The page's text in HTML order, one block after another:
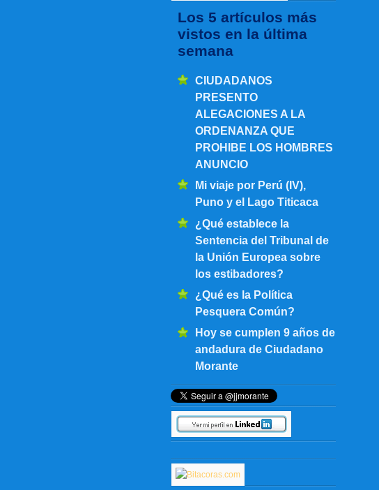
Los 5 artículos más
vistos en la última
semana
CIUDADANOS
PRESENTO
ALEGACIONES A LA
ORDENANZA QUE
PROHIBE LOS HOMBRES
ANUNCIO
Mi viaje por Perú (IV),
Puno y el Lago Titicaca
¿Qué establece la
Sentencia del Tribunal de
la Unión Europea sobre
los estibadores?
¿Qué es la Política
Pesquera Común?
Hoy se cumplen 9 años de
andadura de Ciudadano
Morante